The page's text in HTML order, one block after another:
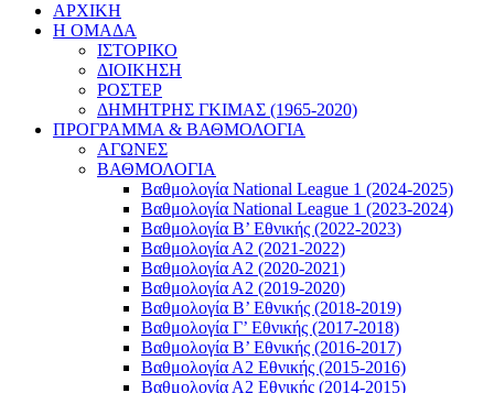
ΑΡΧΙΚΗ
Η ΟΜΑΔΑ
ΙΣΤΟΡΙΚΟ
ΔΙΟΙΚΗΣΗ
ΡΟΣΤΕΡ
ΔΗΜΗΤΡΗΣ ΓΚΙΜΑΣ (1965-2020)
ΠΡΟΓΡΑΜΜΑ & ΒΑΘΜΟΛΟΓΙΑ
ΑΓΩΝΕΣ
ΒΑΘΜΟΛΟΓΙΑ
Βαθμολογία National League 1 (2024-2025)
Βαθμολογία National League 1 (2023-2024)
Βαθμολογία Β’ Εθνικής (2022-2023)
Βαθμολογία Α2 (2021-2022)
Βαθμολογία Α2 (2020-2021)
Βαθμολογία Α2 (2019-2020)
Βαθμολογία B’ Εθνικής (2018-2019)
Βαθμολογία Γ’ Εθνικής (2017-2018)
Βαθμολογία Β’ Εθνικής (2016-2017)
Βαθμολογία Α2 Εθνικής (2015-2016)
Βαθμολογία Α2 Εθνικής (2014-2015)